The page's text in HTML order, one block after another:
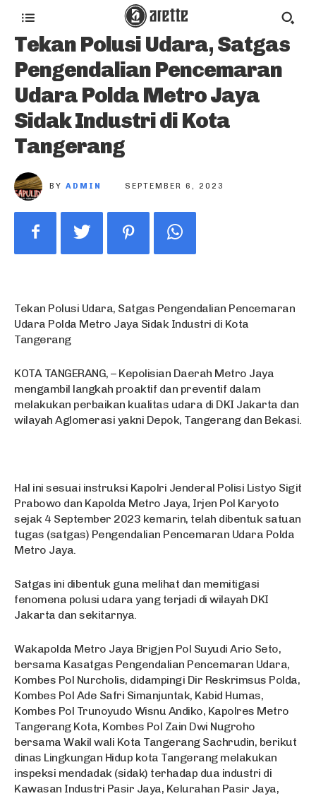
Tekan Polusi Udara, Satgas
Pengendalian Pencemaran
Udara Polda Metro Jaya
Sidak Industri di Kota
Tangerang
BY ADMIN SEPTEMBER 6, 2023
Tekan Polusi Udara, Satgas Pengendalian Pencemaran
Udara Polda Metro Jaya Sidak Industri di Kota
Tangerang
KOTA TANGERANG, – Kepolisian Daerah Metro Jaya
mengambil langkah proaktif dan preventif dalam
melakukan perbaikan kualitas udara di DKI Jakarta dan
wilayah Aglomerasi yakni Depok, Tangerang dan Bekasi.
Hal ini sesuai instruksi Kapolri Jenderal Polisi Listyo Sigit
Prabowo dan Kapolda Metro Jaya, Irjen Pol Karyoto
sejak 4 September 2023 kemarin, telah dibentuk satuan
tugas (satgas) Pengendalian Pencemaran Udara Polda
Metro Jaya.
Satgas ini dibentuk guna melihat dan memitigasi
fenomena polusi udara yang terjadi di wilayah DKI
Jakarta dan sekitarnya.
Wakapolda Metro Jaya Brigjen Pol Suyudi Ario Seto,
bersama Kasatgas Pengendalian Pencemaran Udara,
Kombes Pol Nurcholis, didampingi Dir Reskrimsus Polda,
Kombes Pol Ade Safri Simanjuntak, Kabid Humas,
Kombes Pol Trunoyudo Wisnu Andiko, Kapolres Metro
Tangerang Kota, Kombes Pol Zain Dwi Nugroho
bersama Wakil wali Kota Tangerang Sachrudin, berikut
dinas Lingkungan Hidup kota Tangerang melakukan
inspeksi mendadak (sidak) terhadap dua industri di
Kawasan Industri Pasir Jaya, Kelurahan Pasir Jaya,